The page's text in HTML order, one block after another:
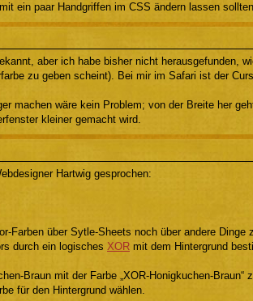
ein paar Handgriffen im CSS ändern lassen
aber ich habe bisher nicht herausgefunden,
zu geben scheint). Bei mir im Safari ist der
machen wäre kein Problem; von der Breite her
kleiner gemacht wird.
Hartwig gesprochen:
Farben über Sytle-Sheets noch über andere Dinge
durch ein logisches XOR mit dem Hintergrund
Braun mit der Farbe „XOR-Honigkuchen-
für den Hintergrund wählen.